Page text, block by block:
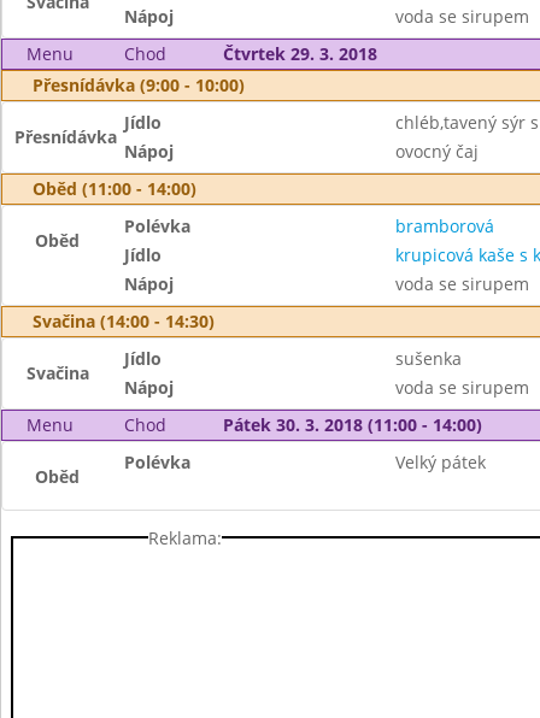
Nápoj
voda se sirupem
Menu
Chod
Čtvrtek 29. 3. 2018
Přesnídávka (9:00 - 10:00)
Přesnídávka
Jídlo
chléb,tavený sýr
Nápoj
ovocný čaj
Oběd (11:00 - 14:00)
Oběd
Polévka
bramborová
Jídlo
krupicová kaše s
Nápoj
voda se sirupem
Svačina (14:00 - 14:30)
Svačina
Jídlo
sušenka
Nápoj
voda se sirupem
Menu
Chod Pátek 30. 3. 2018 (11:00 - 14:00)
Oběd
Polévka Velký pátek
Reklama: